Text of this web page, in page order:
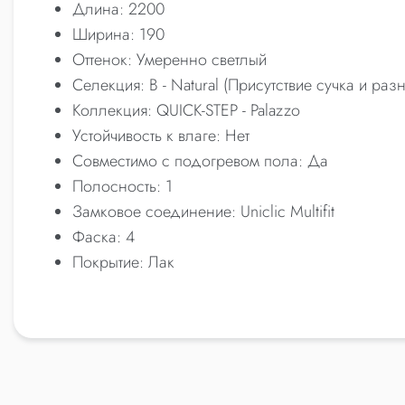
Длина: 2200
Ширина: 190
Оттенок: Умеренно светлый
Селекция: B - Natural (Присутствие сучка и
Коллекция: QUICK-STEP - Palazzo
Устойчивость к влаге: Нет
Совместимо с подогревом пола: Да
Полосность: 1
Замковое соединение: Uniclic Multifit
Фаска: 4
Покрытие: Лак